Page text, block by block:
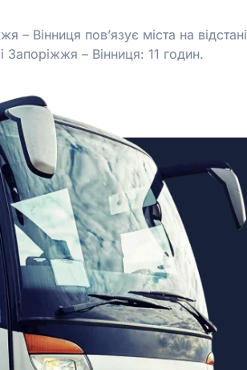
– Вінниця пов’язує міста на відстані
Запоріжжя – Вінниця: 11 годин.